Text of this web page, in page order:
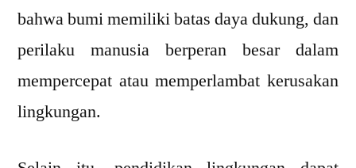
bahwa bumi memiliki batas daya dukung, dan
perilaku manusia berperan besar dalam
mempercepat atau memperlambat kerusakan
lingkungan.